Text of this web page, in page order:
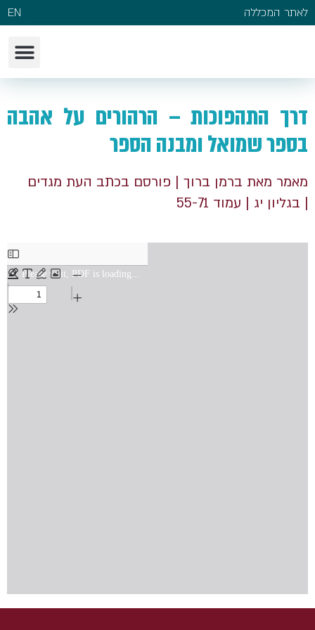
לאתר המכללה EN
דרך התהפוכות – הרהורים על אהבה
בספר שמואל ומבנה הספר
מאמר מאת ברמן ברוך | פורסם בכתב העת מגדים
| בגליון יג | עמוד 55-71